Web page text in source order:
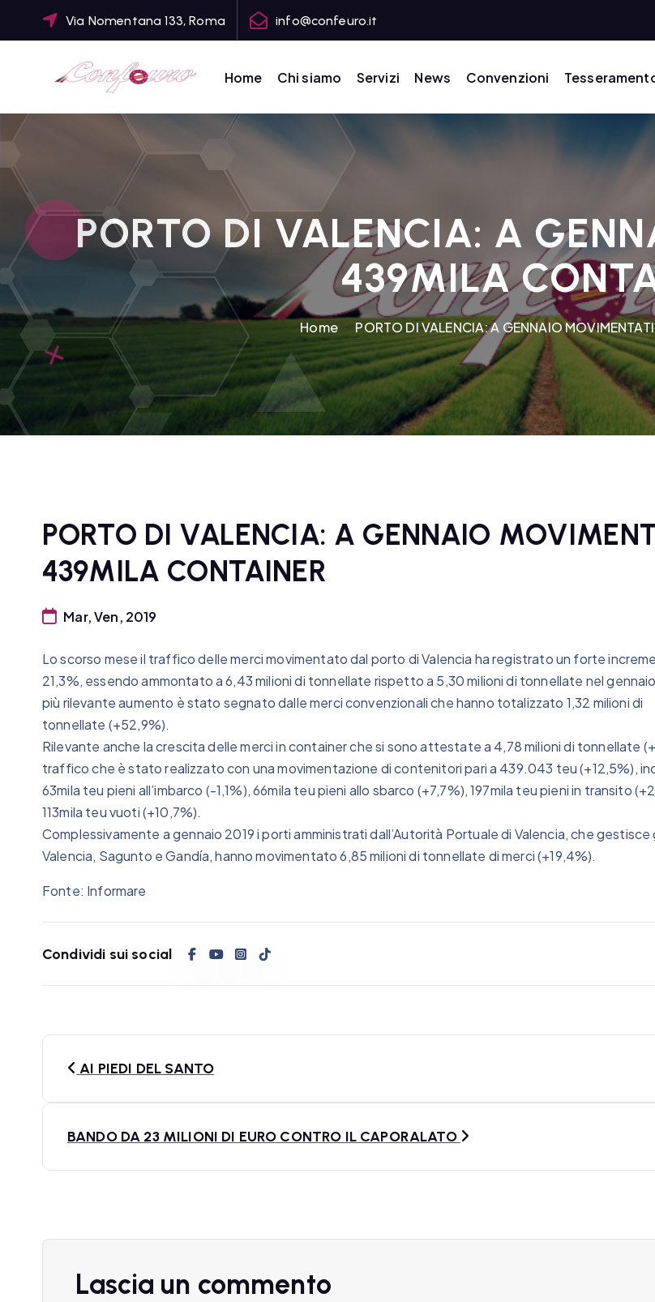
c
Via Nomentana 133, Roma info@confeuro.it
Home Chi siamo Servizi News Convenzioni
PORTO DI VALENCIA: A
439MILA
Home PORTO DI VALENCIA: A GENNAIO
PORTO DI VALENCIA: A GENNAIO
439MILA CONTAINER
Mar, Ven, 2019
Lo scorso mese il traffico delle merci movimentato dal porto di Valencia ha registrato un forte
21,3%, essendo ammontato a 6,43 milioni di tonnellate rispetto a 5,30 milioni di tonnellate nel
più rilevante aumento è stato segnato dalle merci convenzionali che hanno totalizzato 1,32 milioni di
tonnellate (+52,9%).
Rilevante anche la crescita delle merci in container che si sono attestate a 4,78 milioni di tonnellate
traffico che è stato realizzato con una movimentazione di contenitori pari a 439.043 teu (+12,5%),
63mila teu pieni all’imbarco (-1,1%), 66mila teu pieni allo sbarco (+7,7%), 197mila teu pieni in transito
113mila teu vuoti (+10,7%).
Complessivamente a gennaio 2019 i porti amministrati dall’Autorità Portuale di Valencia, che gestisce
Valencia, Sagunto e Gandía, hanno movimentato 6,85 milioni di tonnellate di merci (+19,4%).
Fonte: Informare
Condividi sui social
AI PIEDI DEL SANTO
BANDO DA 23 MILIONI DI EURO CONTRO IL CAPORALATO
Lascia un commento